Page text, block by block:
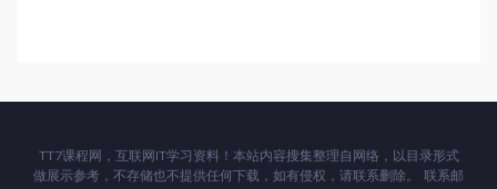
TT7课程网，互联网IT学习资料！本站内容搜集整理自网络，以目录形式
做展示参考，不存储也不提供任何下载，如有侵权，请联系删除。 联系邮